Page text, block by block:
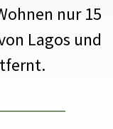
nur 15
Lagos und